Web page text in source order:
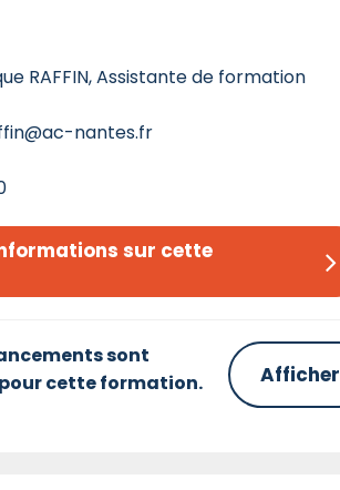
RAFFIN, Assistante de formation
nantes.fr
sur cette
sont
cette formation.
Afficher